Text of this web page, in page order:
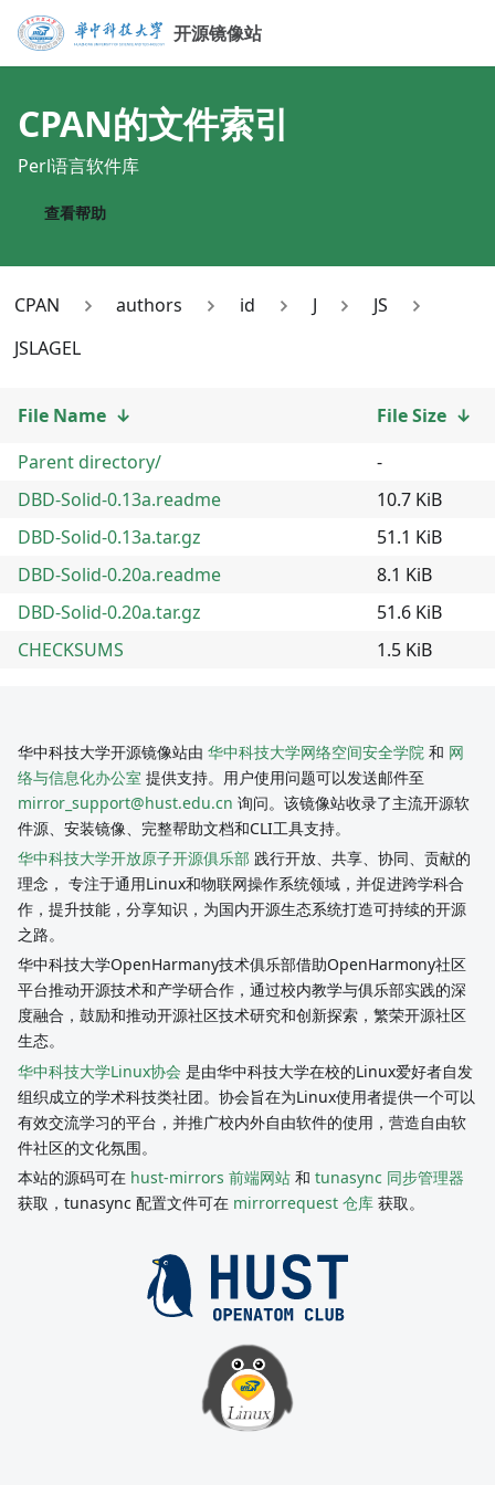
开源镜像站
CPAN的文件索引
Perl语言软件库
查看帮助
CPAN authors id J
JS
JSLAGEL
File Name ↓ File Size ↓
Parent directory/
-
DBD-Solid-0.13a.readme
10.7 KiB
DBD-Solid-0.13a.tar.gz
51.1 KiB
DBD-Solid-0.20a.readme
8.1 KiB
DBD-Solid-0.20a.tar.gz
51.6 KiB
CHECKSUMS
1.5 KiB
华中科技大学开源镜像站由 华中科技大学网络空间安全学院 和 网
络与信息化办公室 提供支持。用户使用问题可以发送邮件至
mirror_support@hust.edu.cn 询问。该镜像站收录了主流开源软
件源、安装镜像、完整帮助文档和CLI工具支持。
华中科技大学开放原子开源俱乐部 践行开放、共享、协同、贡献的
理念， 专注于通用Linux和物联网操作系统领域，并促进跨学科合
作，提升技能，分享知识，为国内开源生态系统打造可持续的开源
之路。
华中科技大学OpenHarmany技术俱乐部借助OpenHarmony社区
平台推动开源技术和产学研合作，通过校内教学与俱乐部实践的深
度融合，鼓励和推动开源社区技术研究和创新探索，繁荣开源社区
生态。
华中科技大学Linux协会 是由华中科技大学在校的Linux爱好者自发
组织成立的学术科技类社团。协会旨在为Linux使用者提供一个可以
有效交流学习的平台，并推广校内外自由软件的使用，营造自由软
件社区的文化氛围。
本站的源码可在 hust-mirrors 前端网站 和 tunasync 同步管理器
获取，tunasync 配置文件可在 mirrorrequest 仓库 获取。